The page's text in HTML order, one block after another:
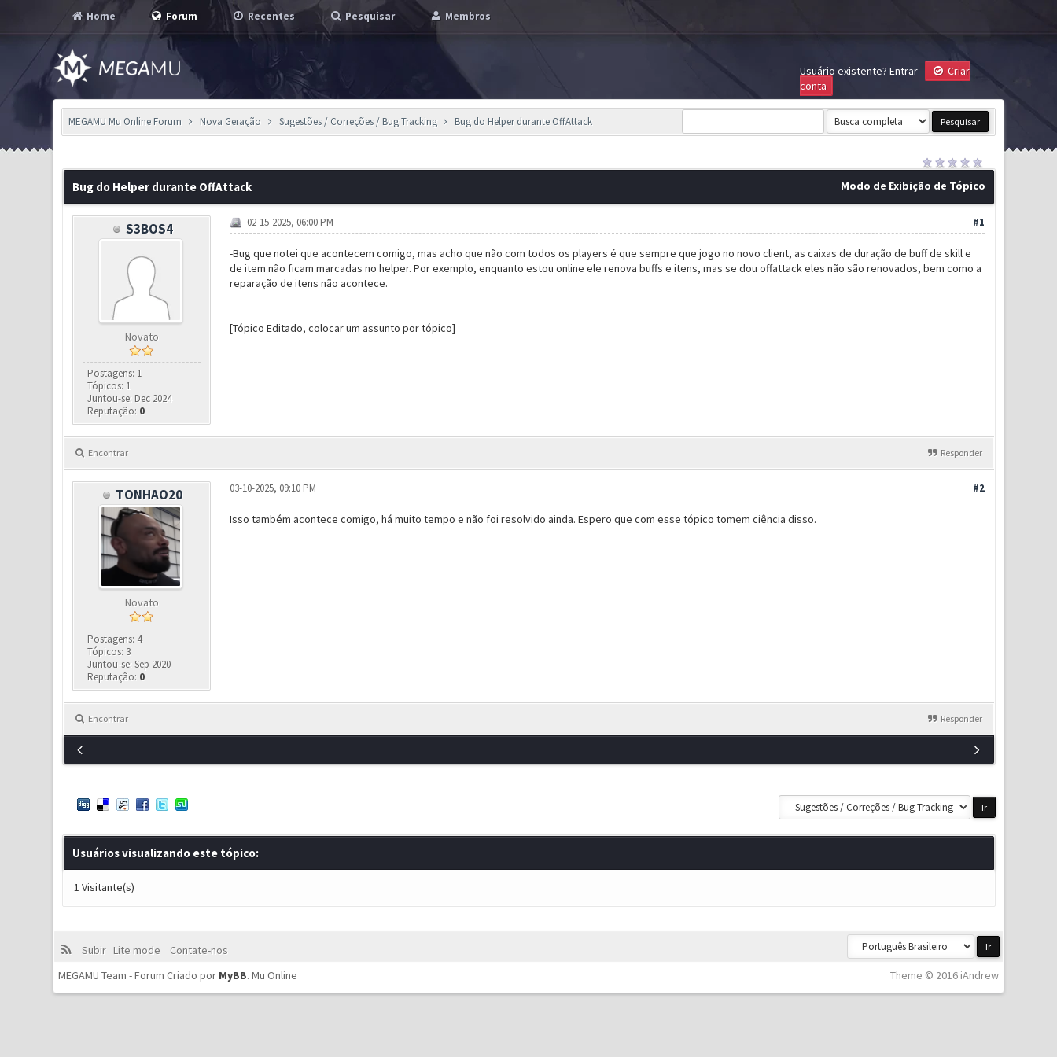
Home Forum Recentes Pesquisar Membros
Usuário existente? Entrar
Criar
conta
MEGAMU Mu Online Forum Nova Geração Sugestões / Correções / Bug Tracking Bug do Helper durante OffAttack
Modo de Exibição de Tópico
Bug do Helper durante OffAttack
S3BOS4
Novato
Postagens: 1
Tópicos: 1
Juntou-se: Dec 2024
Reputação: 0
#1
02-15-2025, 06:00 PM
-Bug que notei que acontecem comigo, mas acho que não com todos os players é que sempre que jogo no novo client, as caixas de duração de buff de skill e
de item não ficam marcadas no helper. Por exemplo, enquanto estou online ele renova buffs e itens, mas se dou offattack eles não são renovados, bem como a
reparação de itens não acontece.
[Tópico Editado, colocar um assunto por tópico]
Encontrar Responder
TONHAO20
Novato
Postagens: 4
Tópicos: 3
Juntou-se: Sep 2020
Reputação: 0
#2
03-10-2025, 09:10 PM
Isso também acontece comigo, há muito tempo e não foi resolvido ainda. Espero que com esse tópico tomem ciência disso.
Encontrar Responder
Usuários visualizando este tópico:
1 Visitante(s)
Subir Lite mode
Contate-nos
Theme © 2016 iAndrew
MEGAMU Team - Forum Criado por MyBB.Mu Online